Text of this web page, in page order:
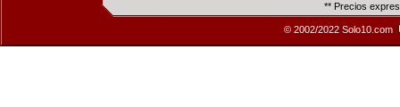
** Precios
© 2002/2022 Solo10.com